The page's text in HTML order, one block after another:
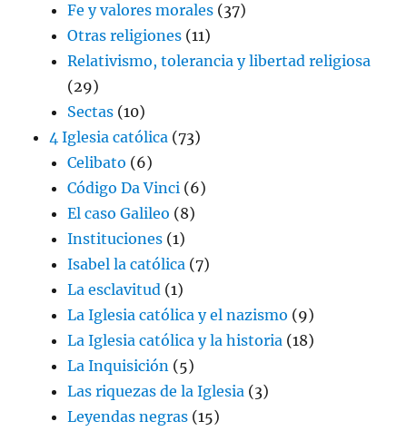
Fe y valores morales (37)
Otras religiones (11)
Relativismo, tolerancia y libertad religiosa
(29)
Sectas (10)
4 Iglesia católica (73)
Celibato (6)
Código Da Vinci (6)
El caso Galileo (8)
Instituciones (1)
Isabel la católica (7)
La esclavitud (1)
La Iglesia católica y el nazismo (9)
La Iglesia católica y la historia (18)
La Inquisición (5)
Las riquezas de la Iglesia (3)
Leyendas negras (15)